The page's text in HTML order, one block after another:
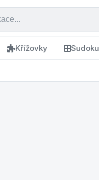
Křížovky Sudoku